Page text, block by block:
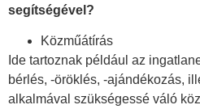
segítségével?
Közműátírás
Ide tartoznak például az
bérlés, -öröklés, -ajándékozás,
alkalmával szükségessé váló